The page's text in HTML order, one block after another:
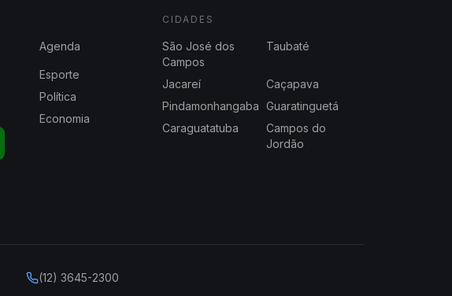
Agenda
Esporte
Política
Economia
CIDADES
São José dos
Campos
Taubaté
Jacareí
Caçapava
Pindamonhangaba Guaratinguetá
Caraguatatuba
Campos do
Jordão
(12) 3645-2300